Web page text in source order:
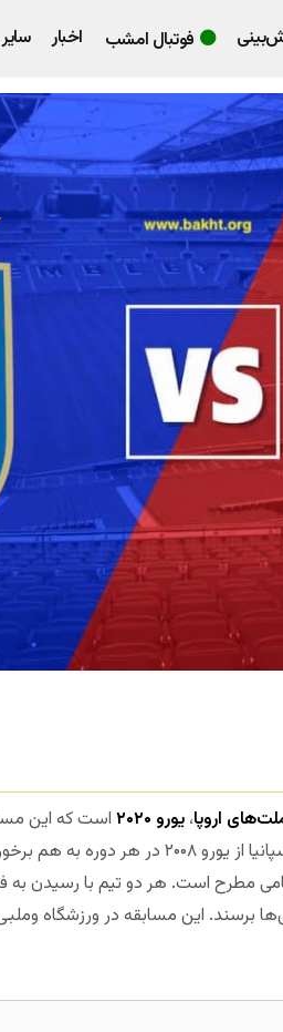
فوتبال امشب اخبار سایر
اروپا، یورو ۲۰۲۰ است که این
دو تیم بزرگ فوتبال اروپا یک بار دیگر به هم
انتقامی مطرح است. هر دو تیم با رسیدن
برسند. این مسابقه در ورزشگاه